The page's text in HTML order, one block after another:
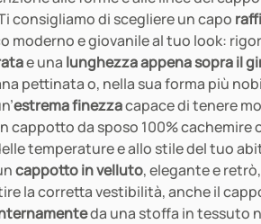
consigliamo di scegliere un capo
moderno e giovanile al tuo look:
e una lunghezza appena sopra il
pettinata o, nella sua forma più
estrema finezza capace di tenere
cappotto da sposo 100% cachemire
temperature e allo stile del tuo
cappotto in velluto, elegante e
la corretta vestibilità, anche il
da una stoffa in tessuto